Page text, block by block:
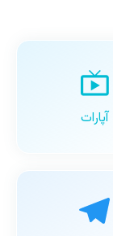
آپارات